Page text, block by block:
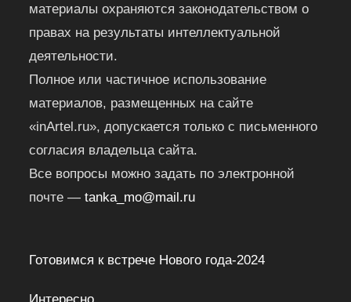
материалы охраняются законодательством о
правах на результаты интеллектуальной
деятельности.
Полное или частичное использование
материалов, размещенных на сайте
«inArtel.ru», допускается только с письменного
согласия владельца сайта.
Все вопросы можно задать по электронной
почте —tanka_mo@mail.ru
Готовимся к встрече Нового года-2024